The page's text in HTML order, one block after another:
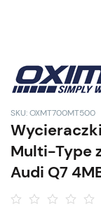
SKU: OXMT700MT500
Multi-Type
Audi Q7